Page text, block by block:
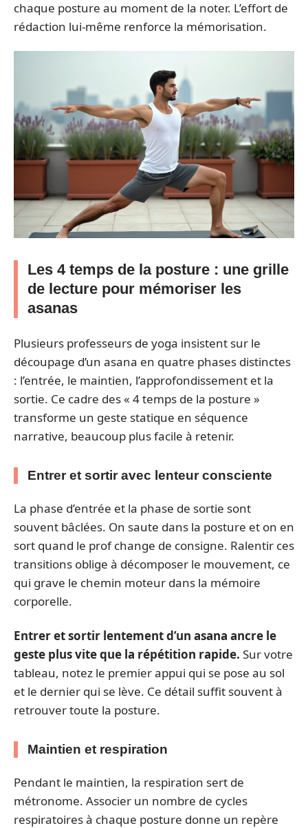
chaque posture au moment de la noter. L’effort de
rédaction lui-même renforce la mémorisation.
Les 4 temps de la posture : une grille
de lecture pour mémoriser les
asanas
Plusieurs professeurs de yoga insistent sur le
découpage d’un asana en quatre phases distinctes
: l’entrée, le maintien, l’approfondissement et la
sortie. Ce cadre des « 4 temps de la posture »
transforme un geste statique en séquence
narrative, beaucoup plus facile à retenir.
Entrer et sortir avec lenteur consciente
La phase d’entrée et la phase de sortie sont
souvent bâclées. On saute dans la posture et on en
sort quand le prof change de consigne. Ralentir ces
transitions oblige à décomposer le mouvement, ce
qui grave le chemin moteur dans la mémoire
corporelle.
Entrer et sortir lentement d’un asana ancre le
geste plus vite que la répétition rapide. Sur votre
tableau, notez le premier appui qui se pose au sol
et le dernier qui se lève. Ce détail suffit souvent à
retrouver toute la posture.
Maintien et respiration
Pendant le maintien, la respiration sert de
métronome. Associer un nombre de cycles
respiratoires à chaque posture donne un repère